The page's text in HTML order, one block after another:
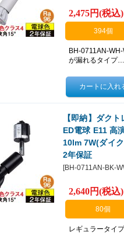
2,475円(税込)
394個
BH-0711AN-
が漏れるタイプ…
【即納】ダク
ED電球 E11 高
10lm 7W(ダイ
2年保証
[BH-0711AN-BK-
2,640円(税込)
80個
レギュラータイ